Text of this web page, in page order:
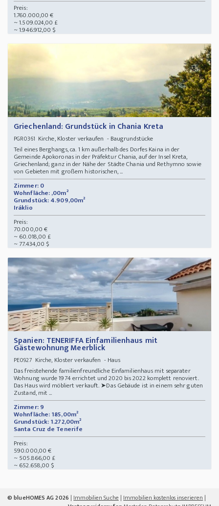
Preis:
1.760.000,00 €
~ 1.509.024,00 £
~ 1.946.912,00 $
Griechenland: Grundstück in Chania Kreta
PGR0361 Kirche, Kloster verkaufen - Baugrundstücke
Teil eines Berghangs, ca. 1 km außerhalb des Dorfes Kaina in der
Gemeinde Apokoronas in der Präfektur Chania, auf der Insel Kreta,
Griechenland; ganz in der Nähe der Städte Chania und Rethymno sowie
von Gebieten mit großem historischen, ...
Zimmer: 0
Wohnfläche: ,00m²
Grundstück: 4.909,00m²
Iráklio
Preis:
70.000,00 €
~ 60.018,00 £
~ 77.434,00 $
Spanien: TENERIFFA Einfamilienhaus mit
Gästewohnung Meerblick
PE0927 Kirche, Kloster verkaufen - Haus
Das freistehende familienfreundliche Einfamilienhaus mit separater
Wohnung wurde 1974 errichtet und 2020 bis 2022 komplett renoviert.
Das Haus wird möbliert verkauft. ➤Das Gebäude ist in einem sehr guten
Zustand, mit ...
Zimmer: 9
Wohnfläche: 185,00m²
Grundstück: 1.272,00m²
Santa Cruz de Tenerife
Preis:
590.000,00 €
~ 505.866,00 £
~ 652.658,00 $
© blueHOMES AG 2026 |Immobilien Suche|Immobilien kostenlos inserieren|